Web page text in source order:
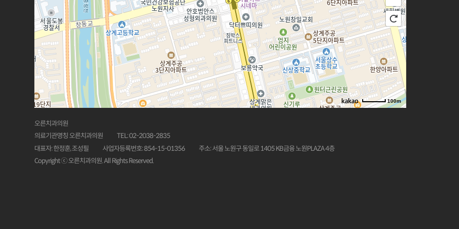
100m
오른치과의원
의료기관명칭 오른치과의원
TEL: 02-2038-2835
대표자: 한정훈, 조성필
사업자등록번호: 854-15-01356
주소: 서울 노원구 동일로 1405 KB금융 노원PLAZA 4층
Copyright ⓒ 오른치과의원. All Rights Reserved.